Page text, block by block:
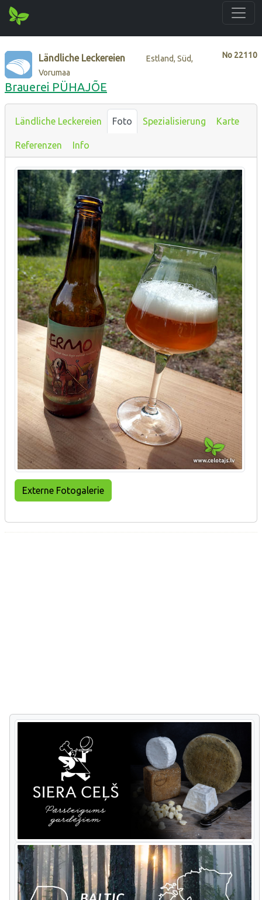
No 22110
Ländliche Leckereien
Estland, Süd,
Vorumaa
Brauerei PÜHAJÕE
Ländliche Leckereien Foto Spezialisierung Karte
Referenzen Info
Externe Fotogalerie